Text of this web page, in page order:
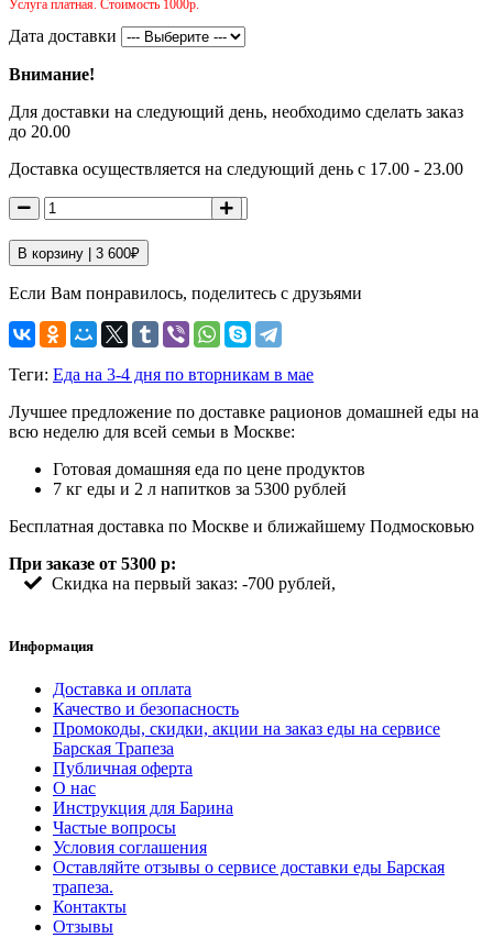
Услуга платная. Стоимость 1000р.
Дата доставки
Внимание!
Для доставки на следующий день, необходимо сделать заказ
до 20.00
Доставка осуществляется на следующий день с 17.00 - 23.00
В корзину | 3 600₽
Если Вам понравилось, поделитесь с друзьями
Теги: Еда на 3-4 дня по вторникам в мае
Лучшее предложение по доставке рационов домашней еды на
всю неделю для всей семьи в Москве:
Готовая домашняя еда по цене продуктов
7 кг еды и 2 л напитков за 5300 рублей
Бесплатная доставка по Москве и ближайшему Подмосковью
При заказе от 5300 р:
Скидка на первый заказ: -700 рублей,
Информация
Доставка и оплата
Качество и безопасность
Промокоды, скидки, акции на заказ еды на сервисе
Барская Трапеза
Публичная оферта
О нас
Инструкция для Барина
Частые вопросы
Условия соглашения
Оставляйте отзывы о сервисе доставки еды Барская
трапеза.
Контакты
Отзывы